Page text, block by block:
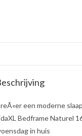
een moderne
Bedframe Naturel
in huis